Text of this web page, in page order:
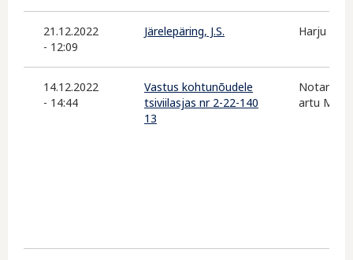
21.12.2022
- 12:09
Järelepäring, J.S. Harju
14.12.2022
- 14:44
Vastus kohtunõudele
tsiviilasjas nr 2-22-140
13
Notarite
artu